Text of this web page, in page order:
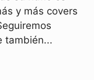
y más covers
también...